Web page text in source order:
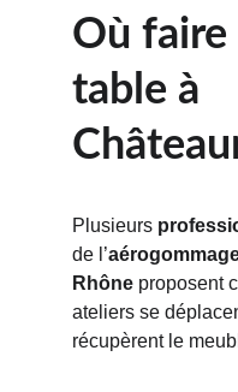
Où faire
table à
Plusieurs
de l’
Rhône proposent
ateliers se
récupèrent le